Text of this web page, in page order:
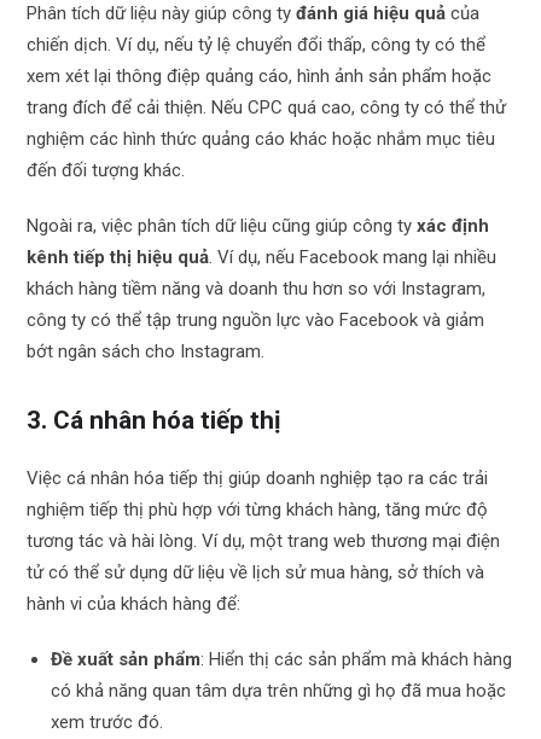
Phân tích dữ liệu này giúp công tyđánh giá hiệu quả của
chiến dịch. Ví dụ, nếu tỷ lệ chuyển đổi thấp, công ty có thể
xem xét lại thông điệp quảng cáo, hình ảnh sản phẩm hoặc
trang đích để cải thiện. Nếu CPC quá cao, công ty có thể thử
nghiệm các hình thức quảng cáo khác hoặc nhắm mục tiêu
đến đối tượng khác.
Ngoài ra, việc phân tích dữ liệu cũng giúp công tyxác định
kênh tiếp thị hiệu quả. Ví dụ, nếu Facebook mang lại nhiều
khách hàng tiềm năng và doanh thu hơn so với Instagram,
công ty có thể tập trung nguồn lực vào Facebook và giảm
bớt ngân sách cho Instagram.
3. Cá nhân hóa tiếp thị
Việc cá nhân hóa tiếp thị giúp doanh nghiệp tạo ra các trải
nghiệm tiếp thị phù hợp với từng khách hàng, tăng mức độ
tương tác và hài lòng. Ví dụ, một trang web thương mại điện
tử có thể sử dụng dữ liệu về lịch sử mua hàng, sở thích và
hành vi của khách hàng để:
Đề xuất sản phẩm: Hiển thị các sản phẩm mà khách hàng
có khả năng quan tâm dựa trên những gì họ đã mua hoặc
xem trước đó.